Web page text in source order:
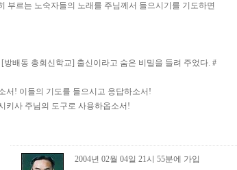
부르는 노숙자들의 노래를 주님께서 들으시기를 기도하면
배동 총회신학교] 출신이라고 숨은 비밀을 들려 주었다. #
서! 이들의 기도를 들으시고 응답하소서!
키사 주님의 도구로 사용하옵소서!
2004년 02월 04일 21시 55분에 가입